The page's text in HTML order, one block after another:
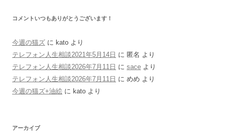
コメントいつもありがとうございます！
今週の猫ズ に kato より
テレフォン人生相談2021年5月14日 に 匿名 より
テレフォン人生相談2026年7月11日 に sace より
テレフォン人生相談2026年7月11日 に めめ より
今週の猫ズ+油絵 に kato より
アーカイブ